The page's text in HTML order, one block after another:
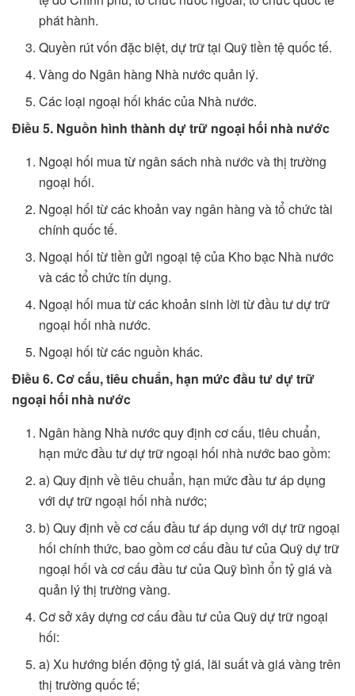
phát hành.
Quyền rút vốn đặc biệt, dự trữ tại Quỹ tiền tệ quốc tế.
Vàng do Ngân hàng Nhà nước quản lý.
Các loại ngoại hối khác của Nhà nước.
Điều 5. Nguồn hình thành dự trữ ngoại hối nhà nước
Ngoại hối mua từ ngân sách nhà nước và thị trường
ngoại hối.
Ngoại hối từ các khoản vay ngân hàng và tổ chức tài
chính quốc tế.
Ngoại hối từ tiền gửi ngoại tệ của Kho bạc Nhà nước
và các tổ chức tín dụng.
Ngoại hối mua từ các khoản sinh lời từ đầu tư dự trữ
ngoại hối nhà nước.
Ngoại hối từ các nguồn khác.
Điều 6. Cơ cấu, tiêu chuẩn, hạn mức đầu tư dự trữ
ngoại hối nhà nước
Ngân hàng Nhà nước quy định cơ cấu, tiêu chuẩn,
hạn mức đầu tư dự trữ ngoại hối nhà nước bao gồm:
a) Quy định về tiêu chuẩn, hạn mức đầu tư áp dụng
với dự trữ ngoại hối nhà nước;
b) Quy định về cơ cấu đầu tư áp dụng với dự trữ ngoại
hối chính thức, bao gồm cơ cấu đầu tư của Quỹ dự trữ
ngoại hối và cơ cấu đầu tư của Quỹ bình ổn tỷ giá và
quản lý thị trường vàng.
Cơ sở xây dựng cơ cấu đầu tư của Quỹ dự trữ ngoại
hối:
a) Xu hướng biến động tỷ giá, lãi suất và giá vàng trên
thị trường quốc tế;